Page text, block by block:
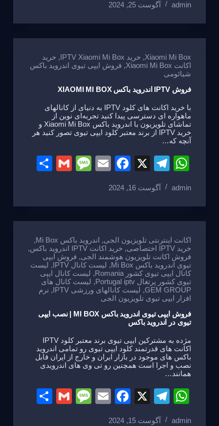
at
s
A
p
p
e
gr
a
m
c
e
b
o
o
k
a
g
e
e
admin آگوست 25, 2024
Xiaomi Mi Box
, خرید IPTV Xiaomi Mi Box , خرید
اکانت Xiaomi Mi Box
, فروش ایپی تیوی اندروید باکس
شیائومی
فروش IPTV اندروید باکس XIAOMI MI BOX
با خرید اکانت های کلود IPTV به دنیای از کانالهای
ماهواره ای دسترسی پیدا کنید تجربه‌ای نوین از
تماشای تلویزیون با اندروید باکس Xiaomi Mi Box و
خرید IPTV از برند معتبر کلود ایپی تیوی تصور کنید هر
آنچه که…
W
at
s
A
p
p
T
e
gr
a
m
X
F
c
e
b
o
o
k
E
M
a
g
e
G
e
admin آگوست 16, 2024
اکانت اینترنتی تلویزیون الجی, اندروید باکس Mi Box
,
خرید IPTV اختصاصی
, خرید اکانت IPTV اندروید باکس
,
فروش اکانت تلویزیون هوشمند الجی, فروش ایپی
تیوی اندروید باکس Mi Box
, لیست کانال IPTV , لیست
کانال ایپی تیوی کشور Romania
, لیست کانال ایپی
تیوی کشور پرتغال Portugal iptv
, لیست کانال های
GEM GROUP
, لیست کانالهای ورزشی IPTV , نرم
افزار ایپی تیوی تلویزیون الجی
فروش ایپی تیوی اندروید باکس MI BOX | نصب ایپی
تیوی در اندروید باکس
مژده به مشترکین ایپی تیوی برند معتبر کلود IPTV
اکانت های قدرتمند کلود ایپی تیوی رو تمامی اندروید
باکس های موجود در بازار ایران و خارج از ایران قابل
نصب و اجرا است همچنین رو تی وی های اندرویدی
همانند…
W
T
X
F
E
M
G
admin آگوست 15, 2024